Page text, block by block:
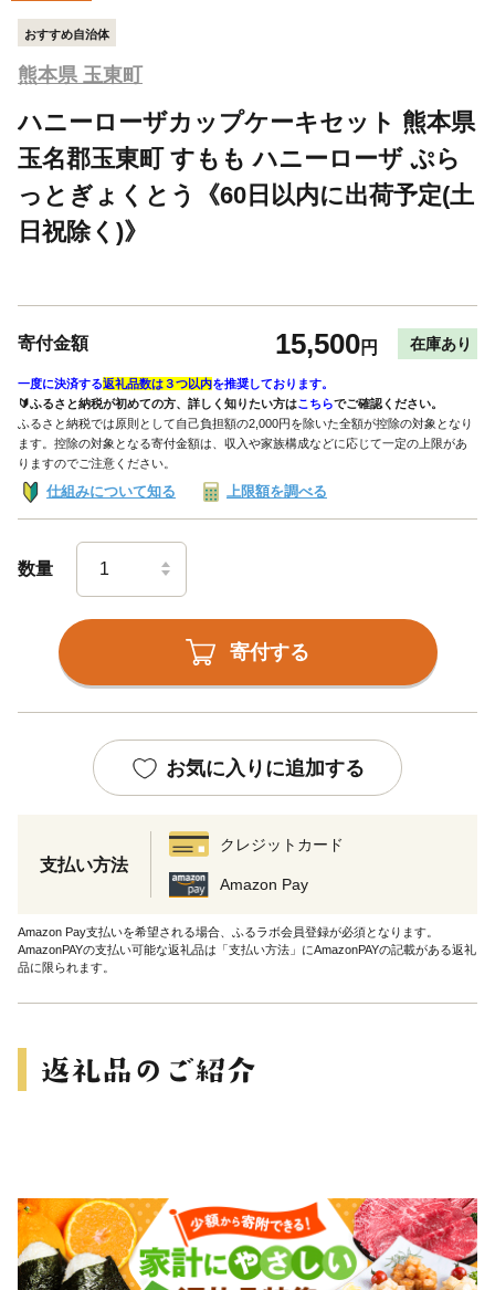
おすすめ自治体
熊本県 玉東町
ハニーローザカップケーキセット 熊本県
玉名郡玉東町 すもも ハニーローザ ぷら
っとぎょくとう《60日以内に出荷予定(土
日祝除く)》
寄付金額 15,500円 在庫あり
一度に決済する返礼品数は３つ以内を推奨しております。
🔰ふるさと納税が初めての方、詳しく知りたい方はこちらでご確認ください。
ふるさと納税では原則として自己負担額の2,000円を除いた全額が控除の対象となり
ます。控除の対象となる寄付金額は、収入や家族構成などに応じて一定の上限があ
りますのでご注意ください。
仕組みについて知る 上限額を調べる
数量
寄付する
お気に入りに追加する
支払い方法
クレジットカード
Amazon Pay
Amazon Pay支払いを希望される場合、ふるラボ会員登録が必須となります。
AmazonPAYの支払い可能な返礼品は「支払い方法」にAmazonPAYの記載がある返礼
品に限られます。